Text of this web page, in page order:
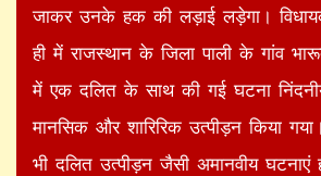
जाकर उनके हक की लड़ाई लड़ेगा।
ही में राजस्थान के जिला पाली के गांव
में एक दलित के साथ की गई घटना
मानसिक और शारिरिक उत्पीड़न किया
भी दलित उत्पीड़न जैसी अमानवीय घटनाएं